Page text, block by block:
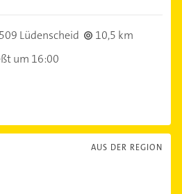
Lüdenscheid
10,5 km
um 16:00
AUS DER REGION